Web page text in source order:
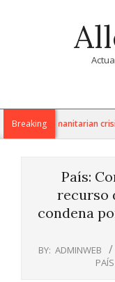
Navigation
MenuBreaking
as humanitarian crisis
País:
recurso
condena
BY: ADMINWEB
PAÍS